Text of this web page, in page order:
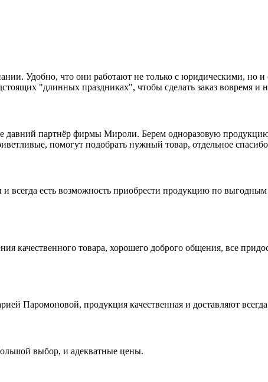
Удобно, что они работают не только с юридическими, но
"длинных праздниках", чтобы сделать заказ вовремя и
давний партнёр фирмы Мироли. Берем одноразовую
помогут подобрать нужный товар, отдельное
и всегда есть возможность приобрести продукцию по
качественного товара, хорошего доброго общения, все
Паромоновой, продукция качественная и доставляют
выбор, и адекватные цены.